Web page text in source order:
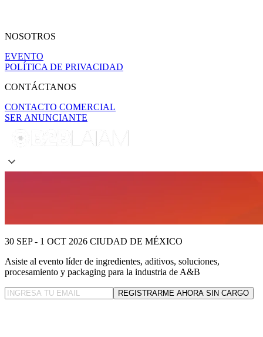
NOSOTROS
EVENTO
POLÍTICA DE PRIVACIDAD
CONTÁCTANOS
CONTACTO COMERCIAL
SER ANUNCIANTE
30 SEP - 1 OCT 2026 CIUDAD DE MÉXICO
Asiste al evento líderde ingredientes, aditivos, soluciones,
procesamiento y packaging para la industria de A&B
REGISTRARME AHORA SIN CARGO